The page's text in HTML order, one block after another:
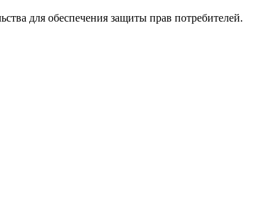
для обеспечения защиты прав потребителей.